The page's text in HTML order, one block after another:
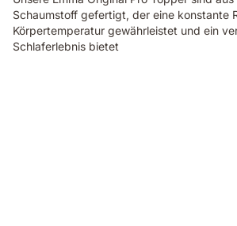
Schaumstoff gefertigt, der eine konstante
Körpertemperatur gewährleistet und ein
Schlaferlebnis bietet